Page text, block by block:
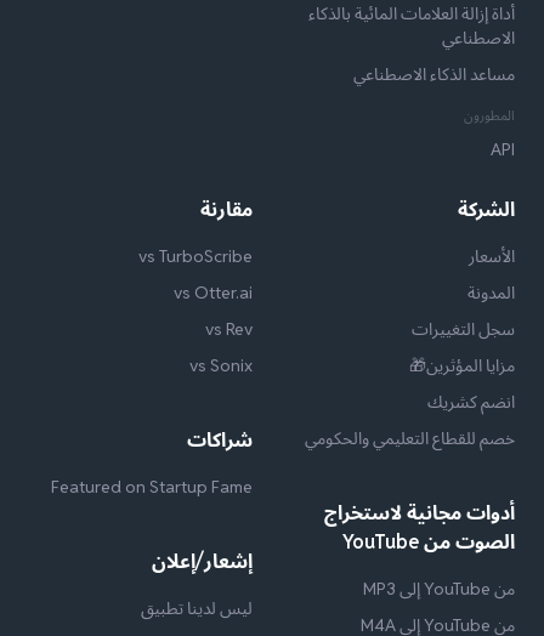
أداة إزالة العلامات المائية بالذكاء
الاصطناعي
مساعد الذكاء الاصطناعي
المطورون
API
الشركة
الأسعار
المدونة
سجل التغييرات
مزايا المؤثرين🎁
انضم كشريك
خصم للقطاع التعليمي والحكومي
أدوات مجانية لاستخراج
الصوت من YouTube
من YouTube إلى MP3
من YouTube إلى M4A
مقارنة
vs TurboScribe
vs Otter.ai
vs Rev
vs Sonix
شراكات
Featured on Startup Fame
إشعار/إعلان
ليس لدينا تطبيق